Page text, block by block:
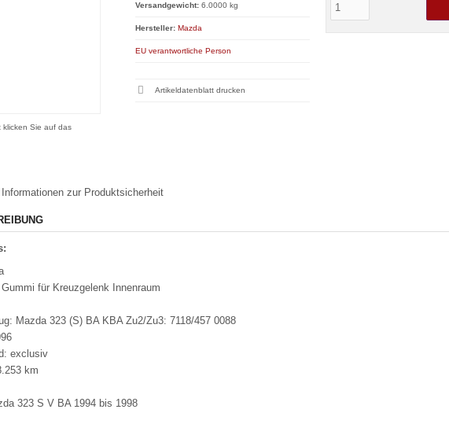
klicken Sie auf das
Versandgewicht:6.0000 kg
Hersteller: Mazda
EU verantwortliche Person
Artikeldatenblatt drucken
Informationen zur Produktsicherheit
für Kreuzgelenk Innenraum
Mazda 323 (S) BA KBA Zu2/Zu3: 7118/457 0088
exclusiv
km
323 S V BA 1994 bis 1998